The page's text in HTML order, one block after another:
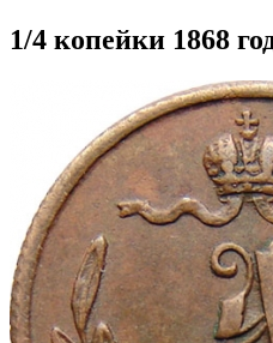
1/4 копейки 1868